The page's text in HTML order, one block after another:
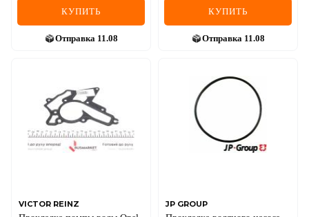
SUZUKI
TESLA
VOLVO
ZEEKR
КУПИТЬ
Отправка 11.08
КУПИТЬ
Отправка 11.08
VICTOR REINZ JP GROUP